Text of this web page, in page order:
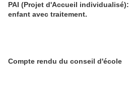
PAI (Projet d'Accueil individualisé):
enfant avec traitement.
Compte rendu du conseil d'école